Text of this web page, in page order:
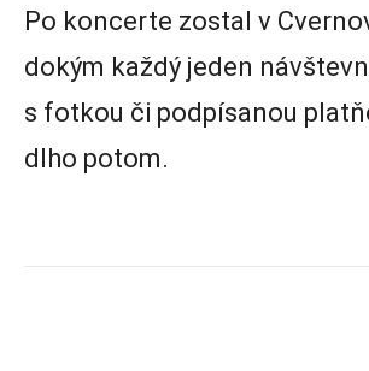
Po koncerte zostal v
dokým každý jeden
s fotkou či podpísanou
dlho potom.